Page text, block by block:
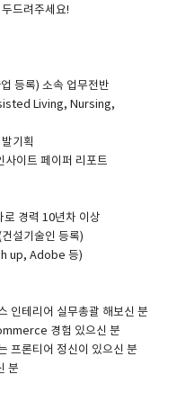
드려주세요!
등록) 소속 업무전반
Living, Nursing,
기획
사이트 페이퍼 리포트
경력 10년차 이상
설기술인 등록)
up, Adobe 등)
인테리어 실무총괄 해보신 분
경험 있으신 분
프론티어 정신이 있으신 분
분